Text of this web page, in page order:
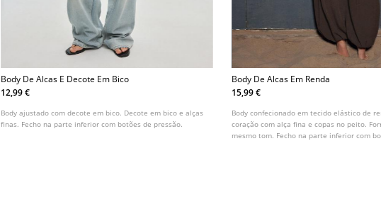
Body De Alcas E Decote Em Bico
12,99 €
Body ajustado com decote em bico. Decote em bico e alças
finas. Fecho na parte inferior com botões de pressão.
Body De Alcas Em Renda
15,99 €
Body confecionado em tecido elástico de
coração com alça fina e copas no peito.
mesmo tom. Fecho na parte inferior com